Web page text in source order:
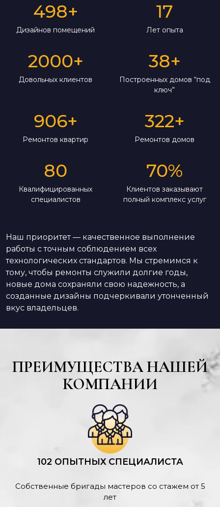
498+
Дизайнов помещений
17
Лет опыта
2000+
Довольных клиентов
38+
Построенных домов “под
ключ”
906+
Ремонтов квартир
322+
Ремонтов домов
80
Квалифицированных
специалистов
70%
Клиентов заказывают
полный комплекс услуг
Наш приоритет — качественное выполнение
работы с точным соблюдением всех
технологических стандартов. Мы стремимся к
тому, чтобы ремонты служили долгие годы,
новые дома сохраняли свою надежность, а
созданные дизайны подчеркивали утонченный
вкус владельцев.
ПРЕИМУЩЕСТВА НАШЕЙ
КОМПАНИИ
102 ОПЫТНЫХ СПЕЦИАЛИСТА
Собственные бригады мастеров со стажем от 5
лет